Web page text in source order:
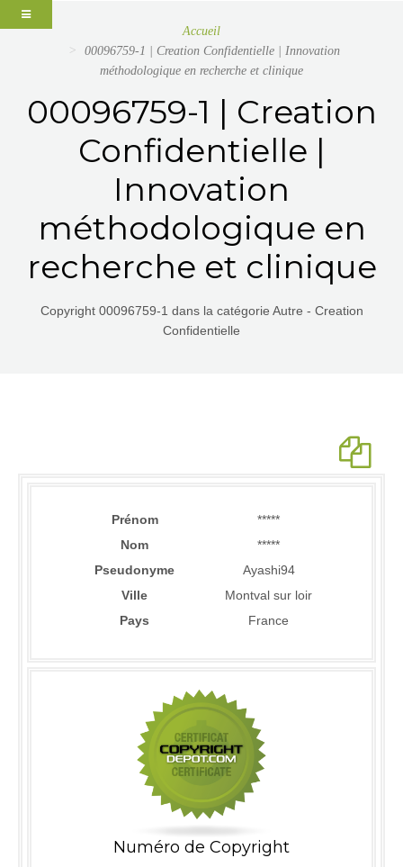
Accueil
00096759-1 | Creation Confidentielle | Innovation
méthodologique en recherche et clinique
00096759-1 | Creation
Confidentielle |
Innovation
méthodologique en
recherche et clinique
Copyright 00096759-1 dans la catégorie Autre - Creation
Confidentielle
Prénom
*****
Nom
*****
Pseudonyme
Ayashi94
Ville
Montval sur loir
Pays
France
Numéro de Copyright